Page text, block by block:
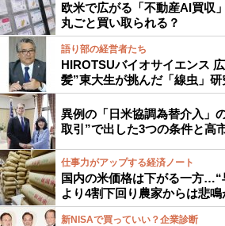
欧米で広がる「不動産AI買収
丸ごと買い取られる？
語り部の経営者たち
HIROTSUバイオサイエンス
髪”東大生が挑んだ「線虫」研
異例の「日米協調為替介入」
取引”で出した3つの条件と高
仕事力がアップする経済ノート
国内の米価格は下がる一方
より4割下回り農家からは悲鳴
新NISAで買っていい？企業診断